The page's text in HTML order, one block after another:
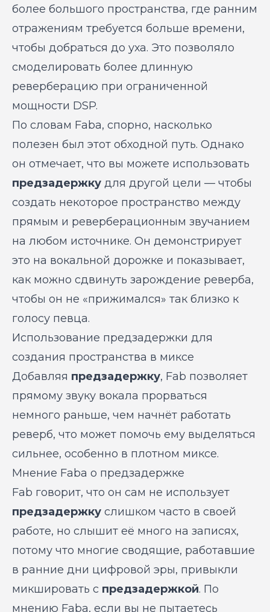
более большого пространства, где ранним
отражениям требуется больше времени,
чтобы добраться до уха. Это позволяло
смоделировать более длинную
реверберацию при ограниченной
мощности DSP.
По словам Faba, спорно, насколько
полезен был этот обходной путь. Однако
он отмечает, что вы можете использовать
предзадержку для другой цели — чтобы
создать некоторое пространство между
прямым и реверберационным звучанием
на любом источнике. Он демонстрирует
это на вокальной дорожке и показывает,
как можно сдвинуть зарождение реверба,
чтобы он не «прижимался» так близко к
голосу певца.
Использование предзадержки для
создания пространства в миксе
Добавляя предзадержку, Fab позволяет
прямому звуку вокала прорваться
немного раньше, чем начнёт работать
реверб, что может помочь ему выделяться
сильнее, особенно в плотном миксе.
Мнение Faba о предзадержке
Fab говорит, что он сам не использует
предзадержку слишком часто в своей
работе, но слышит её много на записях,
потому что многие сводящие, работавшие
в ранние дни цифровой эры, привыкли
микшировать с предзадержкой. По
мнению Faba, если вы не пытаетесь